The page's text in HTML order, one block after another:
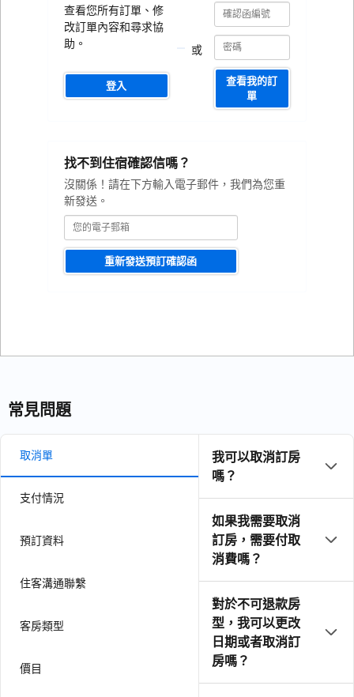
查看您所有訂單、修
改訂單內容和尋求協
助。
登入
或
認
函
編
號
確
函
編
查看我的訂
單
找不到住宿確認信嗎？
沒關係！請在下方輸入電子郵件，我們為您重
新發送。
重新發送預訂確認函
常見問題
取消單
支付情況
預訂資料
住客溝通聯繫
客房類型
價目
我可以取消訂房
嗎？
如果我需要取消
訂房，需要付取
消費嗎？
對於不可退款房
型，我可以更改
日期或者取消訂
房嗎？